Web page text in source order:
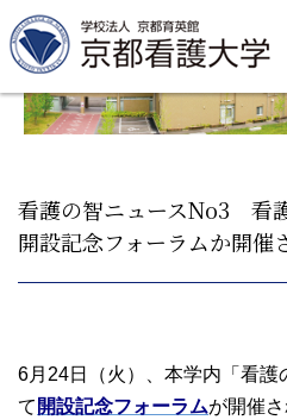
資料請求
看護学部・編入学
to
看護の智ニュースNo3 看
開設記念フォーラムか開催
6月24日（火）、本学内「看護
て 開設記念フォーラムが開催さ